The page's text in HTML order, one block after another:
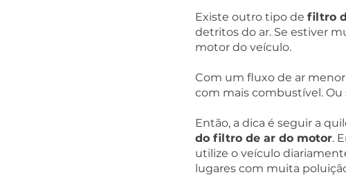
Existe outro tipo de filtro
detritos do ar. Se estiver
motor do veículo.
Com um fluxo de ar
com mais combustível.
Então, a dica é seguir a
do filtro de ar do motor.
utilize o veículo
lugares com muita